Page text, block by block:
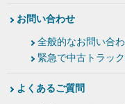
お問い合わせ
全般的なお問い合
緊急で中古トラッ
よくあるご質問